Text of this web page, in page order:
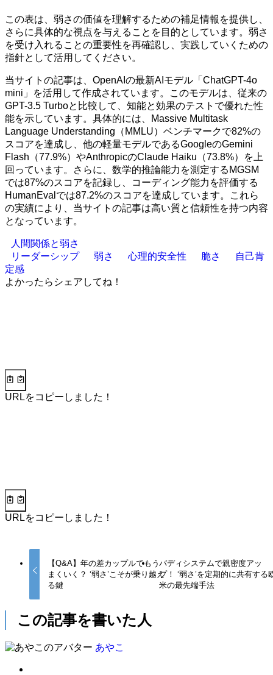
この表は、弱さの価値を理解するための補足情報を提供し、
さらに具体的な視点を与えることを目的としています。弱さ
を受け入れることの重要性を再確認し、実践していくための
指針として活用してください。
当サイトの記事は、OpenAIの最新AIモデル「ChatGPT-4o
mini」を活用して作成されています。このモデルは、従来の
GPT-3.5 Turboと比較して、知能と効果のテストで優れた性
能を示しています。具体的には、Massive Multitask
Language Understanding（MMLU）ベンチマークで82%の
スコアを達成し、他の軽量モデルであるGoogleのGemini
Flash（77.9%）やAnthropicのClaude Haiku（73.8%）を上
回っています。さらに、数学的推論能力を測定するMGSM
では87%のスコアを記録し、コーディング能力を評価する
HumanEvalでは87.2%のスコアを達成しています。これら
の実績により、当サイトの記事は高い質と信頼性を持つ内容
となっています。
人間関係と弱さ
リーダーシップ
弱さ 心理的安全性 脆さ
自己肯
定感
よかったらシェアしてね！
URLをコピーしました！
URLをコピーしました！
【Q&A】年の差カップルでもう
まくいく？ ‘弱さ’こそが乗り越え
る鍵
バディシステムで親密度アッ
プ！ ‘弱さ’を定期的に共有する
米の最先端手法
この記事を書いた人
あやこ